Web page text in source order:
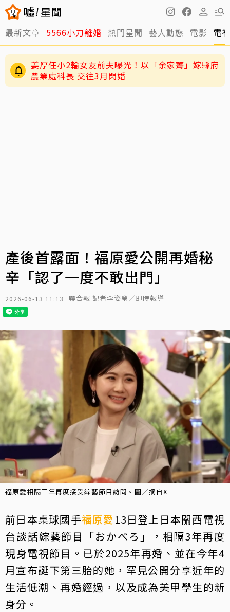
最新文章 5566小刀離婚 熱門星聞 藝人動態 電影 電
姜厚任小2輪女友前夫曝光！以「余家菁」嫁縣府
農業處科長 交往3月閃婚
產後首露面！福原愛公開再婚秘
辛「認了一度不敢出門」
2026-06-13 11:13 聯合報 記者李姿瑩／即時報導
福原愛相隔三年再度接受綜藝節目訪問。圖／摘自X
前日本桌球國手福原愛 13日登上日本關西電視
台談話綜藝節目「おかべろ」，相隔3年再度
現身電視節目。已於2025年再婚、並在今年4
月宣布誕下第三胎的她，罕見公開分享近年的
生活低潮、再婚經過，以及成為美甲學生的新
身分。